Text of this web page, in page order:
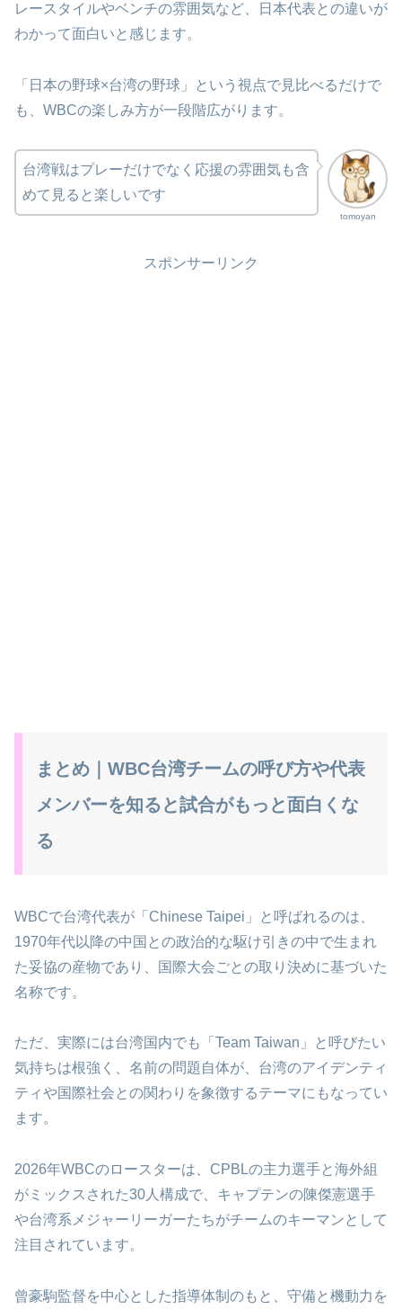
レースタイルやベンチの雰囲気など、日本代表との違いが
わかって面白いと感じます。
「日本の野球×台湾の野球」という視点で見比べるだけで
も、WBCの楽しみ方が一段階広がります。
tomoyan
台湾戦はプレーだけでなく応援の雰囲気も含
めて見ると楽しいです
スポンサーリンク
まとめ｜WBC台湾チームの呼び方や代表
メンバーを知ると試合がもっと面白くな
る
WBCで台湾代表が「Chinese Taipei」と呼ばれるのは、
1970年代以降の中国との政治的な駆け引きの中で生まれ
た妥協の産物であり、国際大会ごとの取り決めに基づいた
名称です。​
ただ、実際には台湾国内でも「Team Taiwan」と呼びたい
気持ちは根強く、名前の問題自体が、台湾のアイデンティ
ティや国際社会との関わりを象徴するテーマにもなってい
ます。
2026年WBCのロースターは、CPBLの主力選手と海外組
がミックスされた30人構成で、キャプテンの陳傑憲選手
や台湾系メジャーリーガーたちがチームのキーマンとして
注目されています。
曾豪駒監督を中心とした指導体制のもと、守備と機動力を